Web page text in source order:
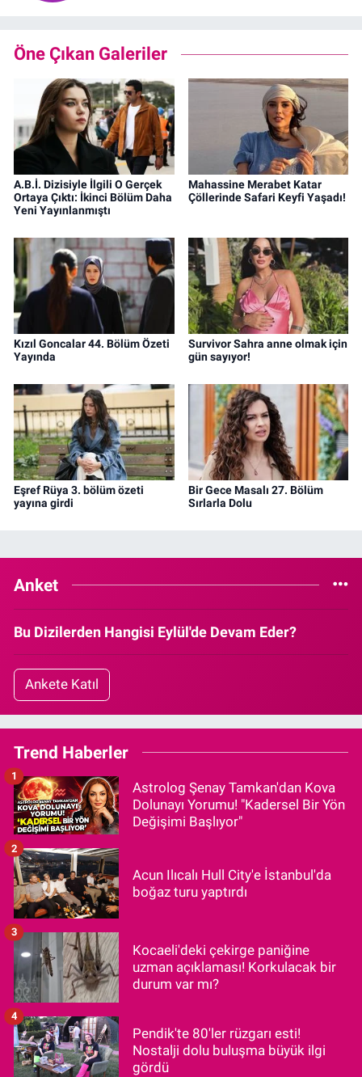
Öne Çıkan Galeriler
A.B.İ. Dizisiyle İlgili O Gerçek
Ortaya Çıktı: İkinci Bölüm Daha
Yeni Yayınlanmıştı
Mahassine Merabet Katar
Çöllerinde Safari Keyfi Yaşadı!
Kızıl Goncalar 44. Bölüm Özeti
Yayında
Survivor Sahra anne olmak için
gün sayıyor!
Eşref Rüya 3. bölüm özeti
yayına girdi
Bir Gece Masalı 27. Bölüm
Sırlarla Dolu
Anket
Bu Dizilerden Hangisi Eylül'de Devam Eder?
Ankete Katıl
Trend Haberler
Astrolog Şenay Tamkan'dan Kova
Dolunayı Yorumu! "Kadersel Bir Yön
Değişimi Başlıyor"
1
Acun Ilıcalı Hull City'e İstanbul'da
boğaz turu yaptırdı
2
Kocaeli'deki çekirge paniğine
uzman açıklaması! Korkulacak bir
durum var mı?
3
Pendik'te 80'ler rüzgarı esti!
Nostalji dolu buluşma büyük ilgi
gördü
4